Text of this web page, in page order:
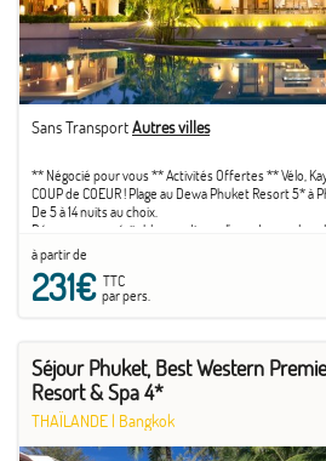
Sans TransportAutres villes
** Négocié pour vous ** Activités Offertes ** Vélo,
COUP de COEUR ! Plage au Dewa Phuket Resort 5* à
De 5 à 14 nuits au choix.
Découvrez un véritable paradis sur l’une des seules
naturelle est encore préservée, bordée par les eaux
Rendez-vous au Dewa Phuket Resort pour des
à partir de
231€TTC
par pers.
Séjour Phuket, Best Western
Resort & Spa 4*
THAÏLANDE | Bangkok